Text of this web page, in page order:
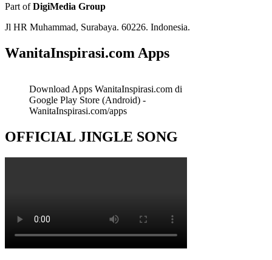
Part ofDigiMedia Group
Jl HR Muhammad, Surabaya. 60226. Indonesia.
WanitaInspirasi.com Apps
Download Apps WanitaInspirasi.com di
Google Play Store (Android) -
WanitaInspirasi.com/apps
OFFICIAL JINGLE SONG